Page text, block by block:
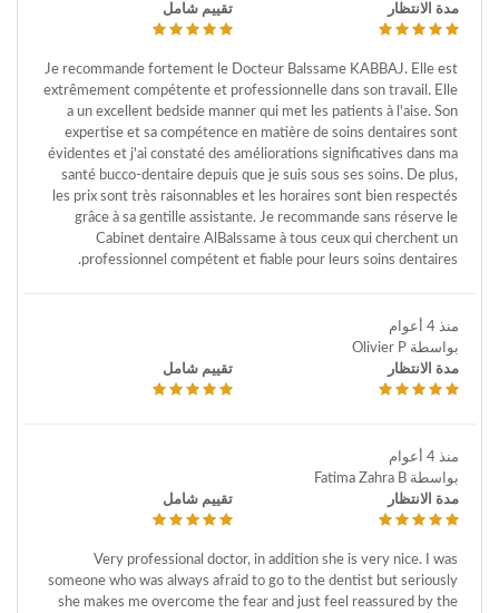
مدة الانتظار
تقييم شامل
Je recommande fortement le Docteur Balssame KABBAJ. Elle est
extrêmement compétente et professionnelle dans son travail. Elle
a un excellent bedside manner qui met les patients à l'aise. Son
expertise et sa compétence en matière de soins dentaires sont
évidentes et j'ai constaté des améliorations significatives dans ma
santé bucco-dentaire depuis que je suis sous ses soins. De plus,
les prix sont très raisonnables et les horaires sont bien respectés
grâce à sa gentille assistante. Je recommande sans réserve le
Cabinet dentaire AlBalssame à tous ceux qui cherchent un
professionnel compétent et fiable pour leurs soins dentaires.
منذ 4 أعوام
بواسطة Olivier P
مدة الانتظار
تقييم شامل
منذ 4 أعوام
بواسطة Fatima Zahra B
مدة الانتظار
تقييم شامل
Very professional doctor, in addition she is very nice. I was
someone who was always afraid to go to the dentist but seriously
she makes me overcome the fear and just feel reassured by the